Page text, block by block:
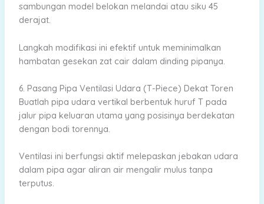
sambungan model belokan melandai atau siku 45
derajat.
Langkah modifikasi ini efektif untuk meminimalkan
hambatan gesekan zat cair dalam dinding pipanya.
6. Pasang Pipa Ventilasi Udara (T-Piece) Dekat Toren
Buatlah pipa udara vertikal berbentuk huruf T pada
jalur pipa keluaran utama yang posisinya berdekatan
dengan bodi torennya.
Ventilasi ini berfungsi aktif melepaskan jebakan udara
dalam pipa agar aliran air mengalir mulus tanpa
terputus.